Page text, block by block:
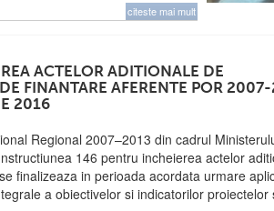
citeste mai mult
ACTELOR ADITIONALE DE
FINANTARE AFERENTE POR
2016
Regional 2007–2013 din cadrul
146 pentru incheierea actelor
finalizeaza in perioada acordata urmare
a obiectivelor si indicatorilor proiectelor